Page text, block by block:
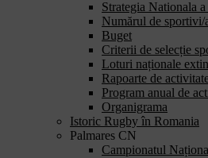
Strategia Nationala
Numărul de
Buget
Criterii de selecție
Loturi naționale
Rapoarte de
Program anual de
Organigrama
Istoric Rugby în Romania
Palmares CN
Campionatul